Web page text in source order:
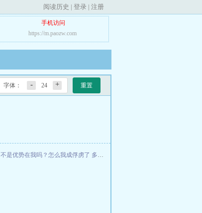
阅读历史 | 登录 | 注册
手机访问
https://m.paozw.com
字体： - 24 + 重置
不是优势在我吗？怎么我成俘虏了 多宝风云录